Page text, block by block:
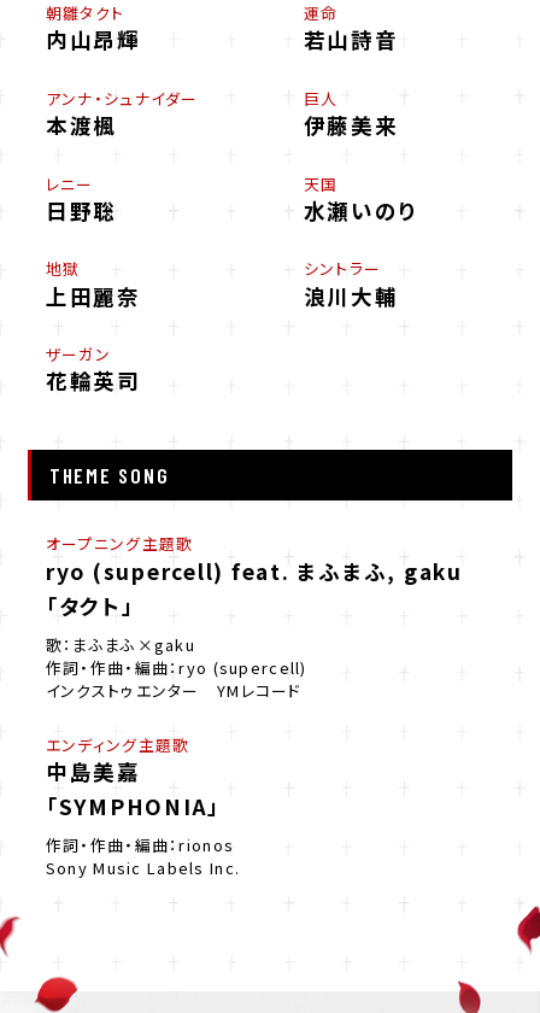
朝雛タクト
内山昂輝
運命
若山詩音
アンナ・シュナイダー
本渡楓
巨人
伊藤美来
レニー
日野聡
天国
水瀬いのり
地獄
上田麗奈
シントラー
浪川大輔
ザーガン
花輪英司
THEME SONG
オープニング主題歌
ryo (supercell) feat. まふまふ, gaku
「タクト」
歌：まふまふ×gaku
作詞・作曲・編曲：ryo (supercell)
インクストゥエンター YMレコード
エンディング主題歌
中島美嘉
「SYMPHONIA」
作詞・作曲・編曲：rionos
Sony Music Labels Inc.